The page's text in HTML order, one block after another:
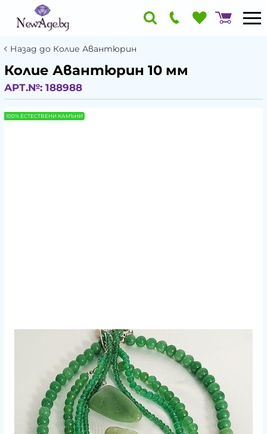
Назад до Колие Авантюрин
Колие Авантюрин 10 мм
АРТ.№: 188988
100% ЕСТЕСТВЕНИ КАМЪНИ